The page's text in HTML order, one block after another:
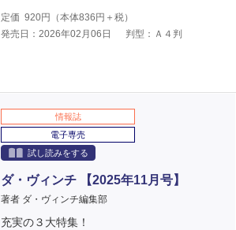
定価 920円（本体836 円＋税）
発売日：2026年02月06日
判型：Ａ４判
情報誌
電子専売
試し読みをする
ダ・ヴィンチ 【2025年11月号】
著者 ダ・ヴィンチ編集部
充実の３大特集！